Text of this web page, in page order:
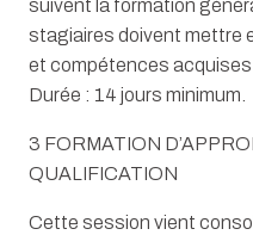
suivent la formation
stagiaires doivent mettre
et compétences acquises
Durée : 14 jours minimum.
3 FORMATION
QUALIFICATION
Cette session vient